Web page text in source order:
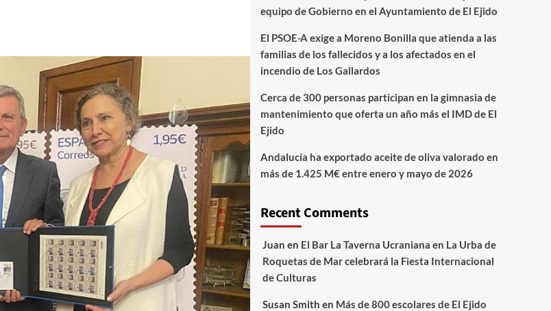
equipo de Gobierno en el Ayuntamiento de El Ejido
El PSOE-A exige a Moreno Bonilla que atienda a las
familias de los fallecidos y a los afectados en el
incendio de Los Gallardos
Cerca de 300 personas participan en la gimnasia de
mantenimiento que oferta un año más el IMD de El
Ejido
Andalucía ha exportado aceite de oliva valorado en
más de 1.425 M€ entre enero y mayo de 2026
Recent Comments
Juan en El Bar La Taverna Ucraniana en La Urba de
Roquetas de Mar celebrará la Fiesta Internacional
de Culturas
Susan Smith en Más de 800 escolares de El Ejido